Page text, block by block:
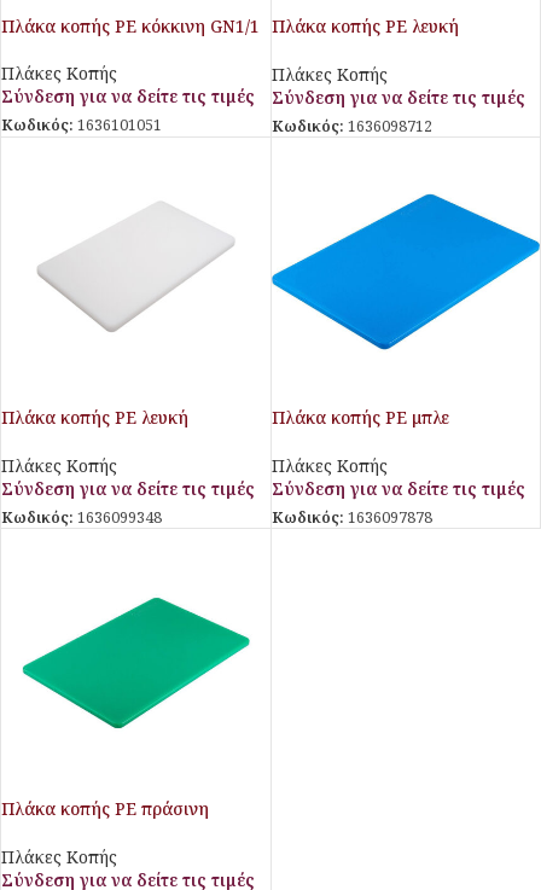
Πλάκα κοπής PE κόκκινη GN1/1
Πλάκες Κοπής
Σύνδεση για να δείτε τις τιμές
Κωδικός: 1636101051
Πλάκα κοπής PE λευκή
Πλάκες Κοπής
Σύνδεση για να δείτε τις τιμές
Κωδικός: 1636098712
Πλάκα κοπής PE λευκή
Πλάκες Κοπής
Σύνδεση για να δείτε τις τιμές
Κωδικός: 1636099348
Πλάκα κοπής PE μπλε
Πλάκες Κοπής
Σύνδεση για να δείτε τις τιμές
Κωδικός: 1636097878
Πλάκα κοπής PE πράσινη
Πλάκες Κοπής
Σύνδεση για να δείτε τις τιμές